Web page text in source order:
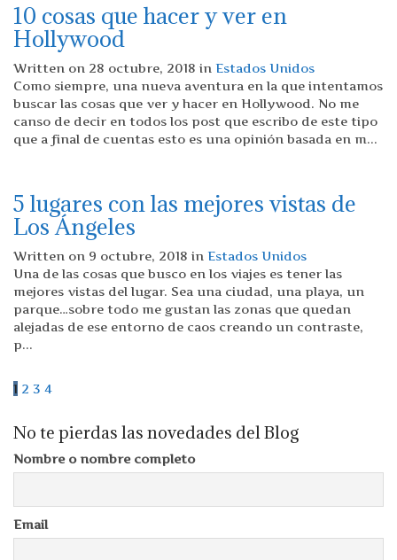
10 cosas que hacer y ver en
Hollywood
Written on 28 octubre, 2018 in Estados Unidos
Como siempre, una nueva aventura en la que intentamos
buscar las cosas que ver y hacer en Hollywood. No me
canso de decir en todos los post que escribo de este tipo
que a final de cuentas esto es una opinión basada en m...
5 lugares con las mejores vistas de
Los Ángeles
Written on 9 octubre, 2018 in Estados Unidos
Una de las cosas que busco en los viajes es tener las
mejores vistas del lugar. Sea una ciudad, una playa, un
parque…sobre todo me gustan las zonas que quedan
alejadas de ese entorno de caos creando un contraste,
p...
1 2 3 4
No te pierdas las novedades del Blog
Nombre o nombre completo
Email